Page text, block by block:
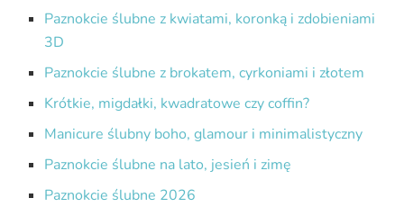
Paznokcie ślubne z kwiatami, koronką i zdobieniami
3D
Paznokcie ślubne z brokatem, cyrkoniami i złotem
Krótkie, migdałki, kwadratowe czy coffin?
Manicure ślubny boho, glamour i minimalistyczny
Paznokcie ślubne na lato, jesień i zimę
Paznokcie ślubne 2026